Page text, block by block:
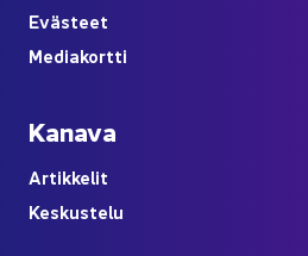
Eväs­teet
Me­dia­kort­ti
Ka­na­va
Ar­tik­ke­lit
Kes­kus­te­lu